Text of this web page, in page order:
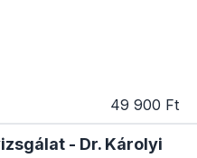
49 900 Ft
- Dr. Károlyi